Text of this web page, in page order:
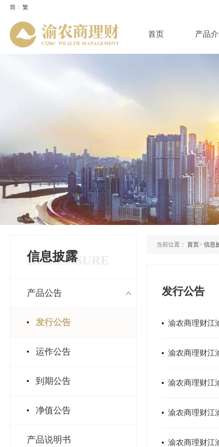
简 繁
首页 产品
信息披露
DISCLOSURE
产品公告
发行公告
运作公告
到期公告
净值公告
产品说明书
当前位置： 首页> 信息
发行公告
渝农商理财江
渝农商理财江
渝农商理财江
渝农商理财江
渝农商理财江